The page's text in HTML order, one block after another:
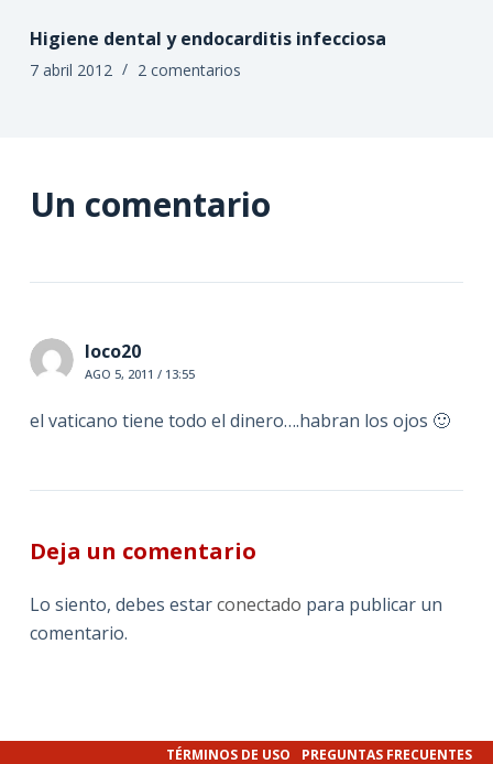
Higiene dental y endocarditis infecciosa
7 abril 2012 2 comentarios
Un comentario
loco20
AGO 5, 2011 / 13:55
el vaticano tiene todo el dinero….habran los ojos 🙂
Deja un comentario
Lo siento, debes estarconectado para publicar un
comentario.
TÉRMINOS DE USO PREGUNTAS FRECUENTES